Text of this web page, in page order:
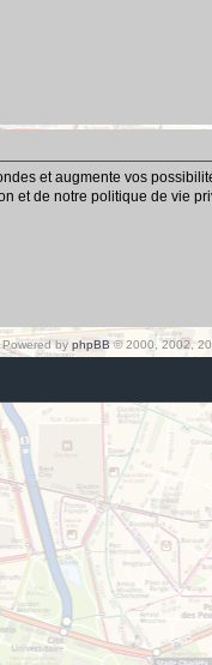
et augmente vos
et de notre politique de vie
Powered by phpBB© 2000, 2002,